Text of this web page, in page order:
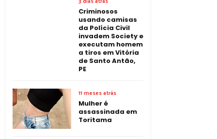
Criminosos
usando camisas
da Polícia Civil
invadem Society e
executam homem
a tiros em Vitória
de Santo Antão,
PE
11 meses atrás
Mulher é
assassinada em
Toritama